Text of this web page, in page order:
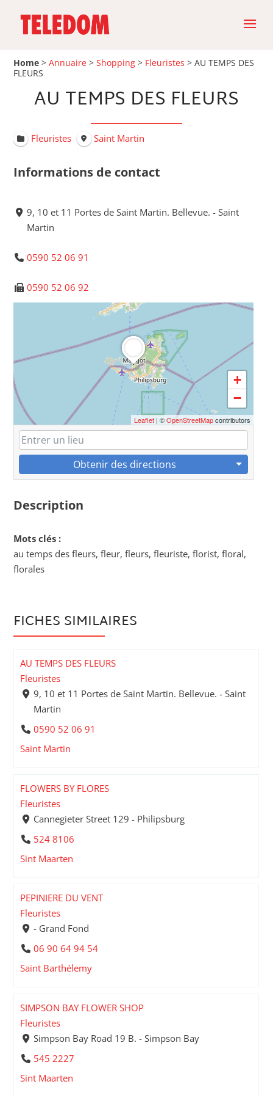
Home >Annuaire >Shopping > Fleuristes >AU TEMPS DES
FLEURS
AU TEMPS DES FLEURS
Fleuristes Saint Martin
Informations de contact
9, 10 et 11 Portes de Saint Martin. Bellevue. - Saint
Martin
0590 52 06 91
0590 52 06 92
+
−
Leaflet| ©OpenStreetMapcontributors
Obtenir des directions
Description
Mots clés :
au temps des fleurs, fleur, fleurs, fleuriste, florist, floral,
florales
FICHES SIMILAIRES
AU TEMPS DES FLEURS
Fleuristes
9, 10 et 11 Portes de Saint Martin. Bellevue. - Saint
Martin
0590 52 06 91
Saint Martin
FLOWERS BY FLORES
Fleuristes
Cannegieter Street 129 - Philipsburg
524 8106
Sint Maarten
PEPINIERE DU VENT
Fleuristes
- Grand Fond
06 90 64 94 54
Saint Barthélemy
SIMPSON BAY FLOWER SHOP
Fleuristes
Simpson Bay Road 19 B. - Simpson Bay
545 2227
Sint Maarten